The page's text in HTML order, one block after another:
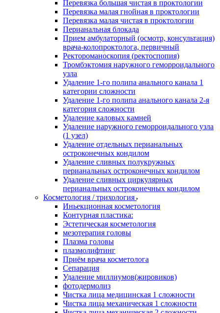
Перевязка большая чистая в проктологии
Перевязка малая гнойная в проктологии
Перевязка малая чистая в проктологии
Перианальная блокада
Прием амбулаторный (осмотр, консультация)
врача-колопроктолога, первичный
Ректороманоскопия (ректоспопия)
Тромбэктомия наружного геморроидального
узла
Удаление 1-го полипа анального канала 1
категории сложности
Удаление 1-го полипа анального канала 2-я
категория сложности
Удаление каловых камней
Удаление наружного геморроидального узла
(1 узел)
Удаление отдельных перианальных
остроконечных кондилом
Удаление сливных полукружных
перианальных остроконечных кондилом
Удаление сливных циркулярных
перианальных остроконечных кондилом
Косметология / трихология
Иньекционная косметология
Контурная пластика:
Эстетическая косметология
мезотерапия головы
Плазма головы
плазмолифтинг
Приём врача косметолога
Сепарация
Удаление миллиумов(жировиков)
фотодермолиз
Чистка лица медицинская 1 сложности
Чистка лица механическая 1 сложности